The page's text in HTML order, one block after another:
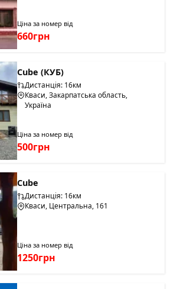
Ціна за номер від
660грн
Cube (КУБ)
Дистанція: 16км
Кваси, Закарпатська область,
Україна
Ціна за номер від
500грн
Cube
Дистанція: 16км
Кваси, Центральна, 161
Ціна за номер від
1250грн